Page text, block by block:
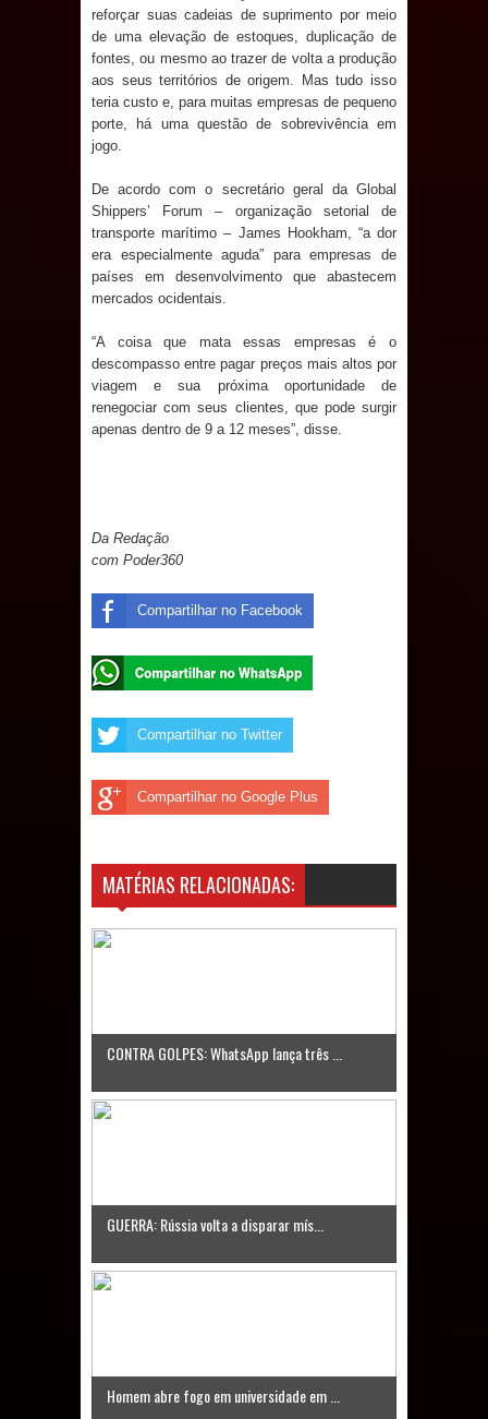
reforçar suas cadeias de suprimento por meio
de uma elevação de estoques, duplicação de
fontes, ou mesmo ao trazer de volta a produção
aos seus territórios de origem. Mas tudo isso
teria custo e, para muitas empresas de pequeno
porte, há uma questão de sobrevivência em
jogo.
De acordo com o secretário geral da Global
Shippers’ Forum – organização setorial de
transporte marítimo – James Hookham, “a dor
era especialmente aguda” para empresas de
países em desenvolvimento que abastecem
mercados ocidentais.
“A coisa que mata essas empresas é o
descompasso entre pagar preços mais altos por
viagem e sua próxima oportunidade de
renegociar com seus clientes, que pode surgir
apenas dentro de 9 a 12 meses”, disse.
Da Redação
com Poder360
Compartilhar no Facebook
Compartilhar no Twitter
Compartilhar no Google Plus
MATÉRIAS RELACIONADAS:
CONTRA GOLPES: WhatsApp lança três ...
GUERRA: Rússia volta a disparar mís...
Homem abre fogo em universidade em ...